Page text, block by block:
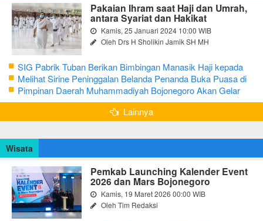
Pakaian Ihram saat Haji dan Umrah,
antara Syariat dan Hakikat
Kamis, 25 Januari 2024 10:00 WIB
Oleh Drs H Sholikin Jamik SH MH
SIG Pabrik Tuban Berikan Bimbingan Manasik Haji kepada
CJH Kabupaten Tuban
Melihat Sirine Peninggalan Belanda Penanda Buka Puasa di
Pendopo Bupati Blora
Pimpinan Daerah Muhammadiyah Bojonegoro Akan Gelar
Salat Iduladha 9 Juli 2022
Lainnya
Wisata
Pemkab Launching Kalender Event
2026 dan Mars Bojonegoro
Kamis, 19 Maret 2026 00:00 WIB
Oleh Tim Redaksi